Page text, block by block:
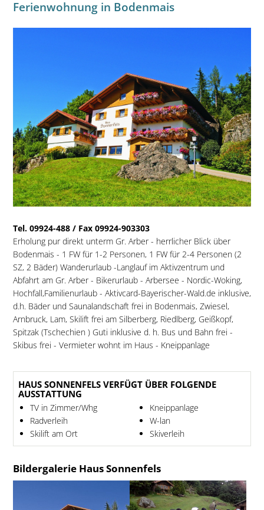
Ferienwohnung in Bodenmais
Tel. 09924-488 / Fax 09924-903303
Erholung pur direkt unterm Gr. Arber - herrlicher Blick über
Bodenmais - 1 FW für 1-2 Personen, 1 FW für 2-4 Personen (2
SZ, 2 Bäder) Wanderurlaub -Langlauf im Aktivzentrum und
Abfahrt am Gr. Arber - Bikerurlaub - Arbersee - Nordic-Woking,
Hochfall,Familienurlaub - Aktivcard-Bayerischer-Wald.de inklusive,
d.h. Bäder und Saunalandschaft frei in Bodenmais, Zwiesel,
Arnbruck, Lam, Skilift frei am Silberberg, Riedlberg, Geißkopf,
Spitzak (Tschechien ) Guti inklusive d. h. Bus und Bahn frei -
Skibus frei - Vermieter wohnt im Haus - Kneippanlage
HAUS SONNENFELS VERFÜGT ÜBER FOLGENDE
AUSSTATTUNG
TV in Zimmer/Whg
Radverleih
Skilift am Ort
Kneippanlage
W-lan
Skiverleih
Bildergalerie Haus Sonnenfels